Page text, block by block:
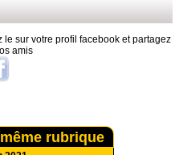
sur votre profil facebook et partagez
amis
rubrique